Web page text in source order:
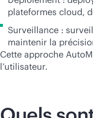
plateformes cloud,
Surveillance :
maintenir la
Cette approche
l’utilisateur.